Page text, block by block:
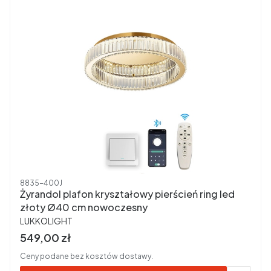
Kod produktu
8835-400J
Żyrandol plafon kryształowy pierścień ring led
złoty Ø40 cm nowoczesny
PRODUCENT
LUKKOLIGHT
Cena brutto
549,00 zł
Ceny podane bez kosztów dostawy.